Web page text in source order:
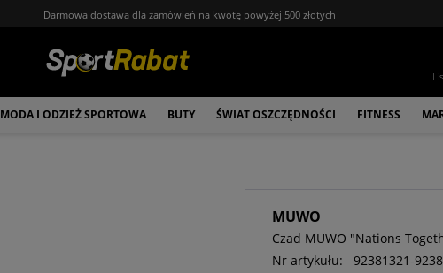
Darmowa dostawa dla zamówień na kwotę powyżej 500 złotych
MODA I ODZIEŻ SPORTOWA BUTY ŚWIAT OSZCZĘDNOŚCI FITNESS
MUWO
Czad MUWO "Nations
Nr artykułu:
92381321-